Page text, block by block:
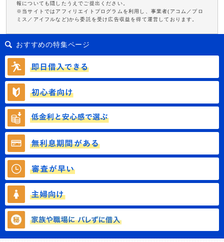
報についても隠したうえでご提出ください。
※当サイトではアフィリエイトプログラムを利用し、事業者(アコム／プロ
ミス／アイフルなど)から委託を受け広告収益を得て運営しております。
おすすめの特集ページ